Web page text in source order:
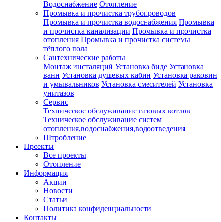
Водоснабжение Отопление
Промывка и прочистка трубопроводов
Промывка и прочистка водоснабжения Промывка
и прочистка канализации Промывка и прочистка
отопления Промывка и прочистка системы
тёплого пола
Сантехнические работы
Монтаж инсталяций Установка биде Установка
ванн Установка душевых кабин Установка раковин
и умывальников Установка смесителей Установка
унитазов
Сервис
Техническое обслуживание газовых котлов
Техническое обслуживание систем
отопления,водоснабжения,водоотведения
Штробление
Проекты
Все проекты
Отопление
Информация
Акции
Новости
Статьи
Политика конфиденциальности
Контакты